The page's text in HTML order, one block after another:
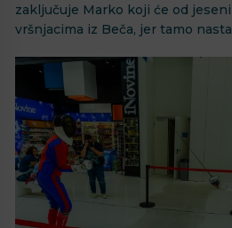
zaključuje Marko koji će od
vršnjacima iz Beča, jer tamo